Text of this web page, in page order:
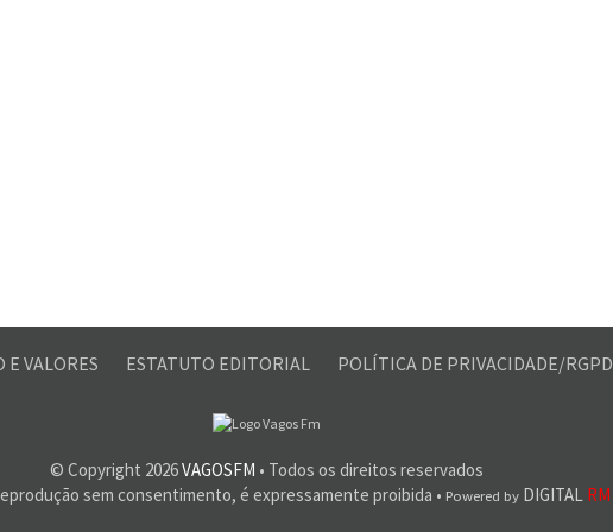
E VALORES ESTATUTO EDITORIAL POLÍTICA DE PRIVACIDADE/RGPD
© Copyright 2026VAGOSFM • Todos os direitos reservados
sem consentimento, é expressamente proibida • Powered byDIGITAL RM